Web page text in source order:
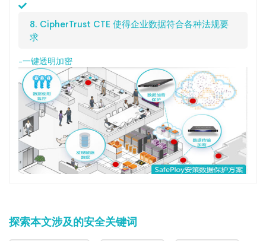
8. CipherTrust CTE 使得企业数据符合各种法规要
求
-一键透明加密
探索本文涉及的安全关键词